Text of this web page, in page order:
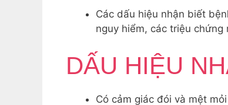
Các dấu hiệu nhận biết
nguy hiểm, các triệu
DẤU HIỆU
Có cảm giác đói và mệt mỏi